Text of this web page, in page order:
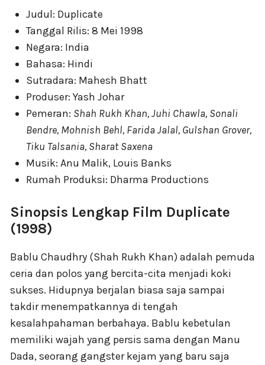
Judul: Duplicate
Tanggal Rilis: 8 Mei 1998
Negara: India
Bahasa: Hindi
Sutradara: Mahesh Bhatt
Produser: Yash Johar
Pemeran: Shah Rukh Khan, Juhi Chawla, Sonali
Bendre, Mohnish Behl, Farida Jalal, Gulshan Grover,
Tiku Talsania, Sharat Saxena
Musik: Anu Malik, Louis Banks
Rumah Produksi: Dharma Productions
Sinopsis Lengkap Film Duplicate
(1998)
Bablu Chaudhry (Shah Rukh Khan) adalah pemuda
ceria dan polos yang bercita-cita menjadi koki
sukses. Hidupnya berjalan biasa saja sampai
takdir menempatkannya di tengah
kesalahpahaman berbahaya. Bablu kebetulan
memiliki wajah yang persis sama dengan Manu
Dada, seorang gangster kejam yang baru saja